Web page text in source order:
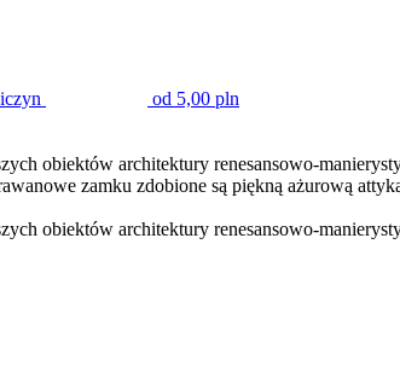
od 5,00 pln
obiektów architektury renesansowo-
zamku zdobione są piękną ażurową
obiektów architektury renesansowo-